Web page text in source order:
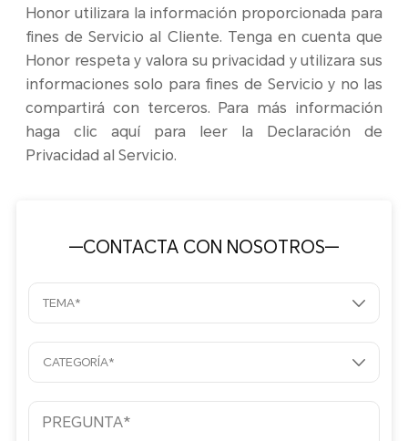
Honor utilizara la información proporcionada para
fines de Servicio al Cliente. Tenga en cuenta que
Honor respeta y valora su privacidad y utilizara sus
informaciones solo para fines de Servicio y no las
compartirá con terceros. Para más información
haga clic aquí para leer la Declaración de
Privacidad al Servicio.
—CONTACTA CON NOSOTROS—